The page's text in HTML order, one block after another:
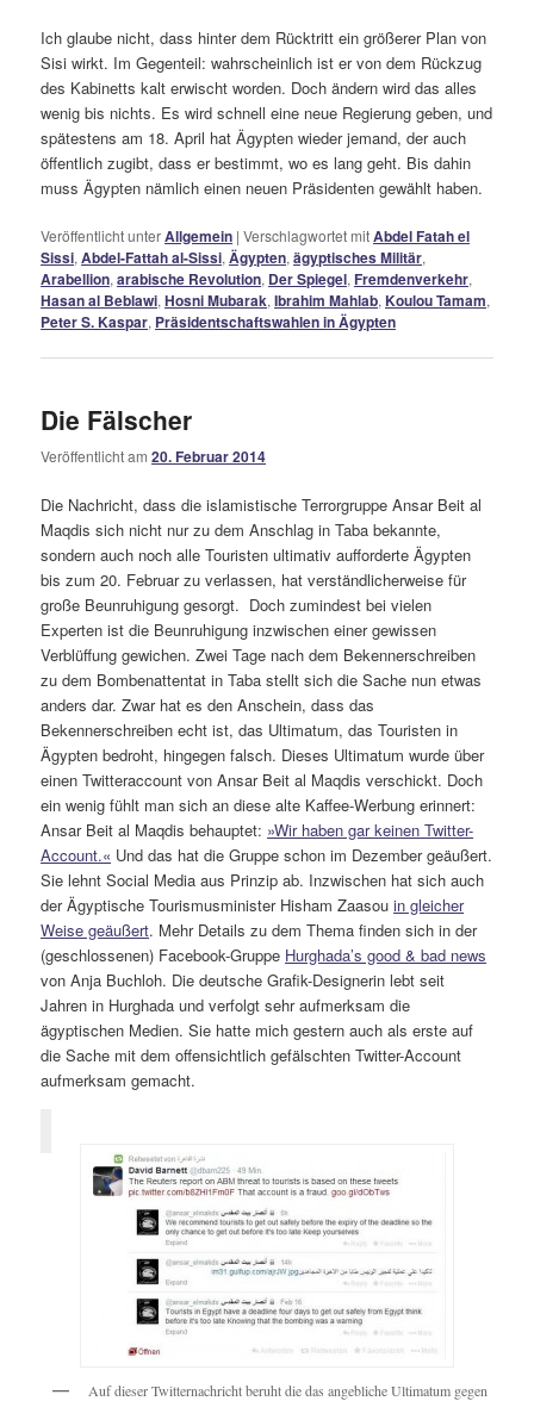
Ich glaube nicht, dass hinter dem Rücktritt ein größerer Plan von
Sisi wirkt. Im Gegenteil: wahrscheinlich ist er von dem Rückzug
des Kabinetts kalt erwischt worden. Doch ändern wird das alles
wenig bis nichts. Es wird schnell eine neue Regierung geben, und
spätestens am 18. April hat Ägypten wieder jemand, der auch
öffentlich zugibt, dass er bestimmt, wo es lang geht. Bis dahin
muss Ägypten nämlich einen neuen Präsidenten gewählt haben.
Veröffentlicht unterAllgemein |Verschlagwortet mitAbdel Fatah el
Sissi,Abdel-Fattah al-Sissi,Ägypten,ägyptisches Militär,
Arabellion,arabische Revolution, Der Spiegel,Fremdenverkehr,
Hasan al Beblawi,Hosni Mubarak,Ibrahim Mahlab,Koulou Tamam,
Peter S. Kaspar, Präsidentschaftswahlen in Ägypten
Die Fälscher
Veröffentlicht am20. Februar 2014
Die Nachricht, dass die islamistische Terrorgruppe Ansar Beit al
Maqdis sich nicht nur zu dem Anschlag in Taba bekannte,
sondern auch noch alle Touristen ultimativ aufforderte Ägypten
bis zum 20. Februar zu verlassen, hat verständlicherweise für
große Beunruhigung gesorgt. Doch zumindest bei vielen
Experten ist die Beunruhigung inzwischen einer gewissen
Verblüffung gewichen. Zwei Tage nach dem Bekennerschreiben
zu dem Bombenattentat in Taba stellt sich die Sache nun etwas
anders dar. Zwar hat es den Anschein, dass das
Bekennerschreiben echt ist, das Ultimatum, das Touristen in
Ägypten bedroht, hingegen falsch. Dieses Ultimatum wurde über
einen Twitteraccount von Ansar Beit al Maqdis verschickt. Doch
ein wenig fühlt man sich an diese alte Kaffee-Werbung erinnert:
Ansar Beit al Maqdis behauptet: »Wir haben gar keinen Twitter-
Account.« Und das hat die Gruppe schon im Dezember geäußert.
Sie lehnt Social Media aus Prinzip ab. Inzwischen hat sich auch
der Ägyptische Tourismusminister Hisham Zaasouin gleicher
Weise geäußert. Mehr Details zu dem Thema finden sich in der
(geschlossenen) Facebook-Gruppe Hurghada’s good & bad news
von Anja Buchloh. Die deutsche Grafik-Designerin lebt seit
Jahren in Hurghada und verfolgt sehr aufmerksam die
ägyptischen Medien. Sie hatte mich gestern auch als erste auf
die Sache mit dem offensichtlich gefälschten Twitter-Account
aufmerksam gemacht.
Auf dieser Twitternachricht beruht die das angebliche Ultimatum gegen